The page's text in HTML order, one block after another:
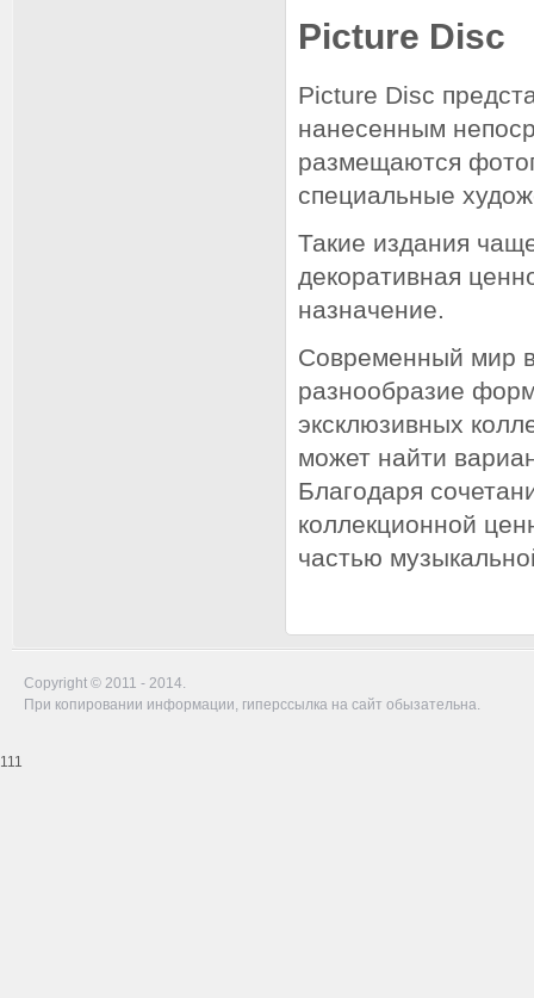
Picture Disc
Picture Disc
нанесенным
размещаются
специальные
Такие издания
декоративная
назначение.
Современный мир
разнообразие
эксклюзивных
может найти
Благодаря
коллекционной
частью
Copyright © 2011 - 2014.
При копировании информации, гиперссылка на сайт обызательна.
111